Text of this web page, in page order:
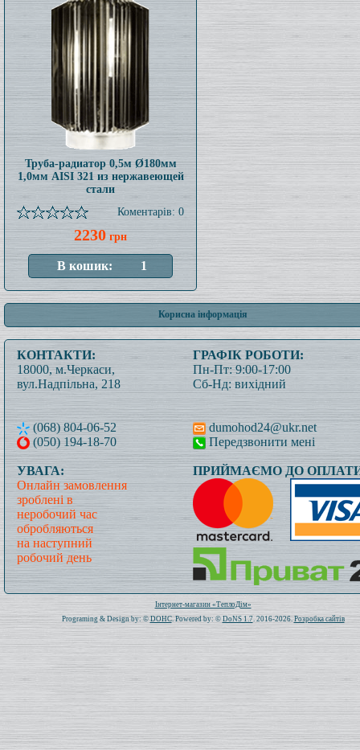
Труба-радиатор 0,5м Ø180мм
1,0мм AISI 321 из нержавеющей
стали
Коментарів: 0
2230 грн
Корисна інформація
КОНТАКТИ:
18000, м.Черкаси,
вул.Надпільна, 218
(068) 804-06-52
(050) 194-18-70
ГРАФІК РОБОТИ:
Пн-Пт: 9:00-17:00
Сб-Нд: вихідний
dumohod24@ukr.net
Передзвонити мені
УВАГА:
Онлайн замовлення
зроблені в
неробочий час
обробляються
на наступний
робочий день
ПРИЙМАЄМО ДО
Всього: 1020994 Сьогодні: 104
Інтернет-магазин «ТеплоДім»
Programing & Design by: ©DOHC. Powered by: © DoNS 1.7. 2016-2026. Розробка сайтів